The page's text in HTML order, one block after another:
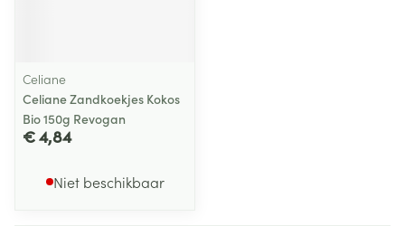
Celiane
Celiane Zandkoekjes Kokos
Bio 150g Revogan
€ 4,84
Niet beschikbaar